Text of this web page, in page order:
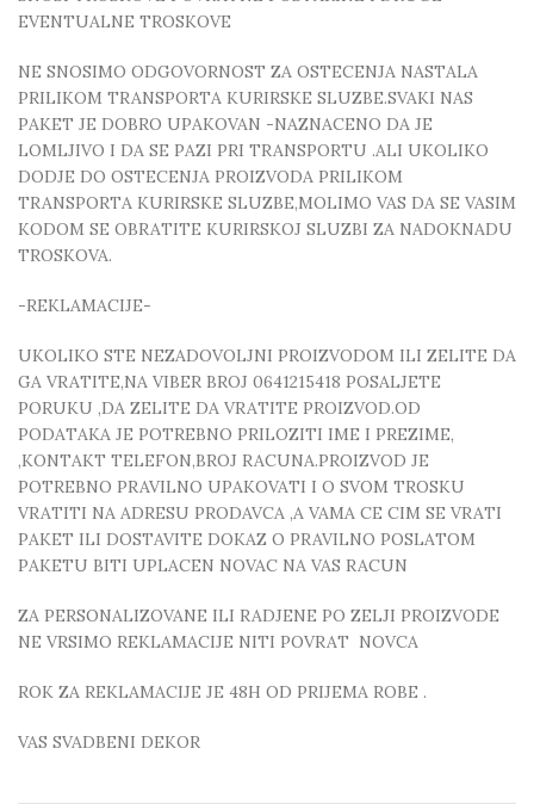
EVENTUALNE TROSKOVE
NE SNOSIMO ODGOVORNOST ZA OSTECENJA NASTALA
PRILIKOM TRANSPORTA KURIRSKE SLUZBE.SVAKI NAS
PAKET JE DOBRO UPAKOVAN -NAZNACENO DA JE
LOMLJIVO I DA SE PAZI PRI TRANSPORTU .ALI UKOLIKO
DODJE DO OSTECENJA PROIZVODA PRILIKOM
TRANSPORTA KURIRSKE SLUZBE,MOLIMO VAS DA SE VASIM
KODOM SE OBRATITE KURIRSKOJ SLUZBI ZA NADOKNADU
TROSKOVA.
-REKLAMACIJE-
UKOLIKO STE NEZADOVOLJNI PROIZVODOM ILI ZELITE DA
GA VRATITE,NA VIBER BROJ 0641215418 POSALJETE
PORUKU ,DA ZELITE DA VRATITE PROIZVOD.OD
PODATAKA JE POTREBNO PRILOZITI IME I PREZIME,
,KONTAKT TELEFON,BROJ RACUNA.PROIZVOD JE
POTREBNO PRAVILNO UPAKOVATI I O SVOM TROSKU
VRATITI NA ADRESU PRODAVCA ,A VAMA CE CIM SE VRATI
PAKET ILI DOSTAVITE DOKAZ O PRAVILNO POSLATOM
PAKETU BITI UPLACEN NOVAC NA VAS RACUN
ZA PERSONALIZOVANE ILI RADJENE PO ZELJI PROIZVODE
NE VRSIMO REKLAMACIJE NITI POVRAT NOVCA
ROK ZA REKLAMACIJE JE 48H OD PRIJEMA ROBE .
VAS SVADBENI DEKOR